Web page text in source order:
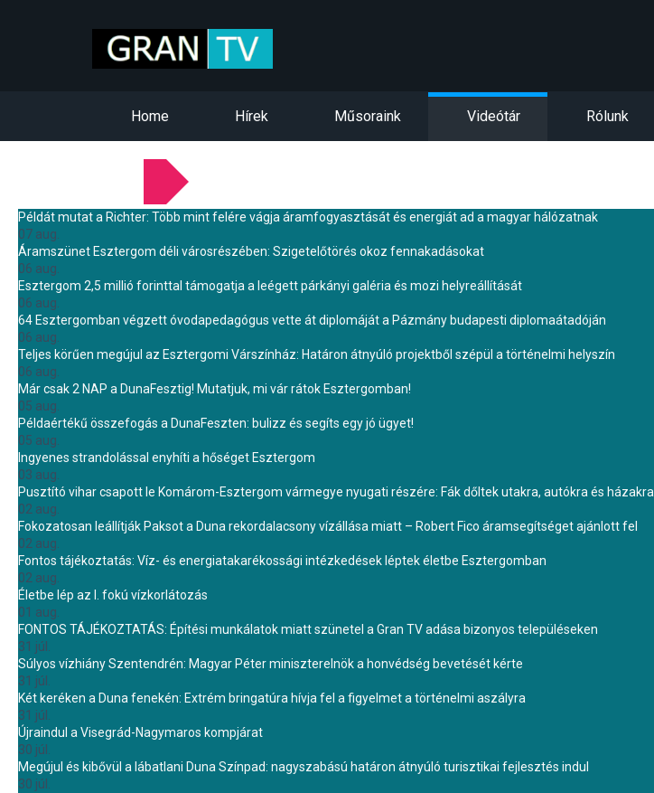
Home Hírek Műsoraink Videótár Rólunk
Példát mutat a Richter: Több mint felére vágja áramfogyasztását és energiát ad a magyar hálózatnak
07 aug.
Áramszünet Esztergom déli városrészében: Szigetelőtörés okoz fennakadásokat
06 aug.
Esztergom 2,5 millió forinttal támogatja a leégett párkányi galéria és mozi helyreállítását
06 aug.
64 Esztergomban végzett óvodapedagógus vette át diplomáját a Pázmány budapesti diplomaátadóján
06 aug.
Teljes körűen megújul az Esztergomi Várszínház: Határon átnyúló projektből szépül a történelmi helyszín
06 aug.
Már csak 2 NAP a DunaFesztig! Mutatjuk, mi vár rátok Esztergomban!
05 aug.
Példaértékű összefogás a DunaFeszten: bulizz és segíts egy jó ügyet!
05 aug.
Ingyenes strandolással enyhíti a hőséget Esztergom
03 aug.
Pusztító vihar csapott le Komárom-Esztergom vármegye nyugati részére: Fák dőltek utakra, autókra és házakra
02 aug.
Fokozatosan leállítják Paksot a Duna rekordalacsony vízállása miatt – Robert Fico áramsegítséget ajánlott fel
02 aug.
Fontos tájékoztatás: Víz- és energiatakarékossági intézkedések léptek életbe Esztergomban
02 aug.
Életbe lép az I. fokú vízkorlátozás
01 aug.
FONTOS TÁJÉKOZTATÁS: Építési munkálatok miatt szünetel a Gran TV adása bizonyos településeken
31 júl.
Súlyos vízhiány Szentendrén: Magyar Péter miniszterelnök a honvédség bevetését kérte
31 júl.
Két keréken a Duna fenekén: Extrém bringatúra hívja fel a figyelmet a történelmi aszályra
31 júl.
Újraindul a Visegrád-Nagymaros kompjárat
30 júl.
Megújul és kibővül a lábatlani Duna Színpad: nagyszabású határon átnyúló turisztikai fejlesztés indul
30 júl.